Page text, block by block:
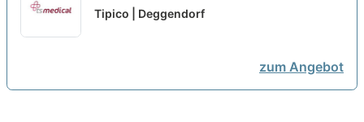
- gerne Quereinsteiger (m/w/d)
Tipico | Deggendorf
zum Angebot